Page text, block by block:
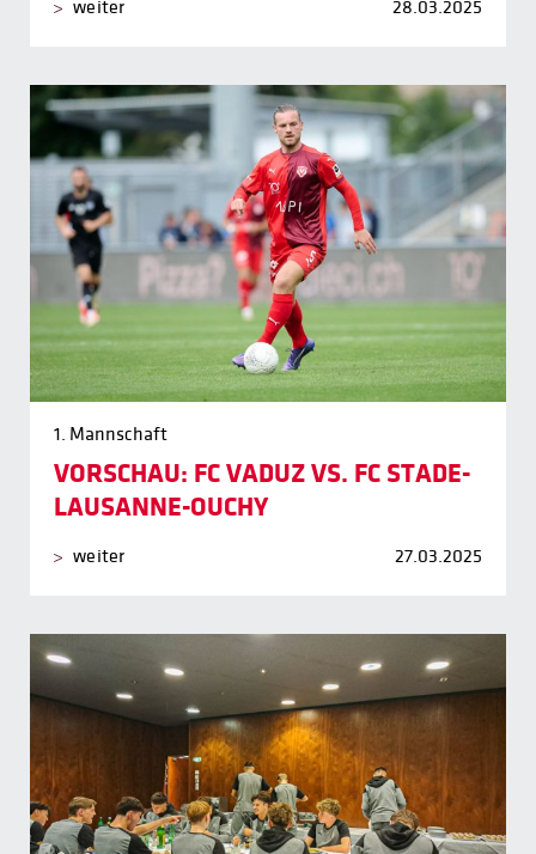
weiter 28.03.2025
1. Mannschaft
VORSCHAU: FC VADUZ VS. FC STADE-
LAUSANNE-OUCHY
weiter 27.03.2025